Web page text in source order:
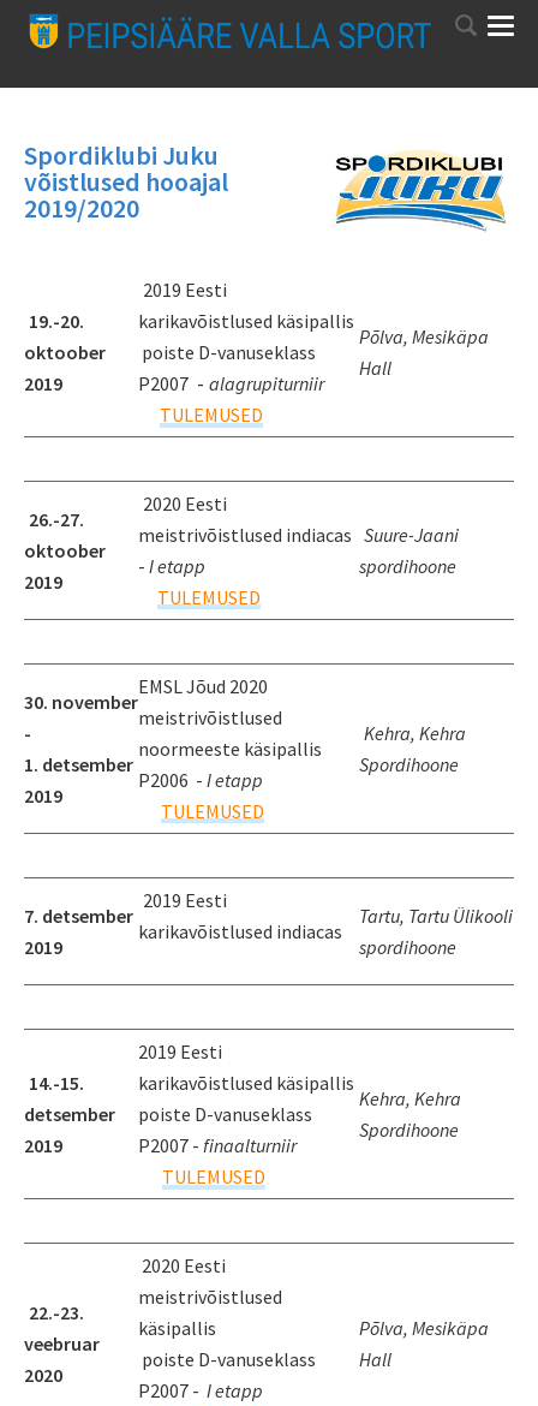
Spordiklubi Juku
võistlused hooajal
2019/2020
19.-20.
oktoober
2019
2019 Eesti
karikavõistlused käsipallis
poiste D-vanuseklass
P2007 - alagrupiturniir
TULEMUSED
Põlva, Mesikäpa
Hall
26.-27.
oktoober
2019
2020 Eesti
meistrivõistlused indiacas
- I etapp
TULEMUSED
Suure-Jaani
spordihoone
30. november
-
1. detsember
2019
EMSL Jõud 2020
meistrivõistlused
noormeeste käsipallis
P2006 - I etapp
TULEMUSED
Kehra, Kehra
Spordihoone
7. detsember
2019
2019 Eesti
karikavõistlused indiacas
Tartu, Tartu Ülikooli
spordihoone
14.-15.
detsember
2019
2019 Eesti
karikavõistlused käsipallis
poiste D-vanuseklass
P2007 - finaalturniir
TULEMUSED
Kehra, Kehra
Spordihoone
22.-23.
veebruar
2020
2020 Eesti
meistrivõistlused
käsipallis
poiste D-vanuseklass
P2007 - I etapp
Põlva, Mesikäpa
Hall